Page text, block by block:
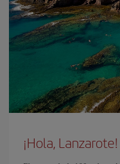
¡Hola, Lanzarote!